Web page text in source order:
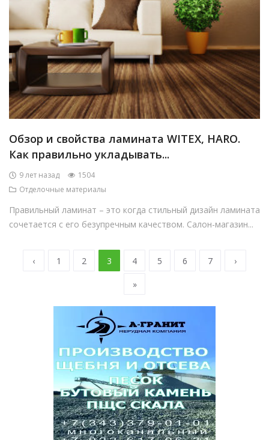
Обзор и свойства ламината WITEX, HARO.
Как правильно укладывать...
9 лет назад
1504
Отделочные материалы
Правильный ламинат – это когда стильный дизайн ламината
сочетается с его безупречным качеством. Салон-магазин...
‹ 1 2 3 4 5 6 7 ›
»